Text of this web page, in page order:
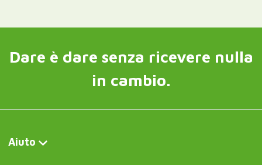
Dare è dare senza ricevere nulla
in cambio.
Aiuto